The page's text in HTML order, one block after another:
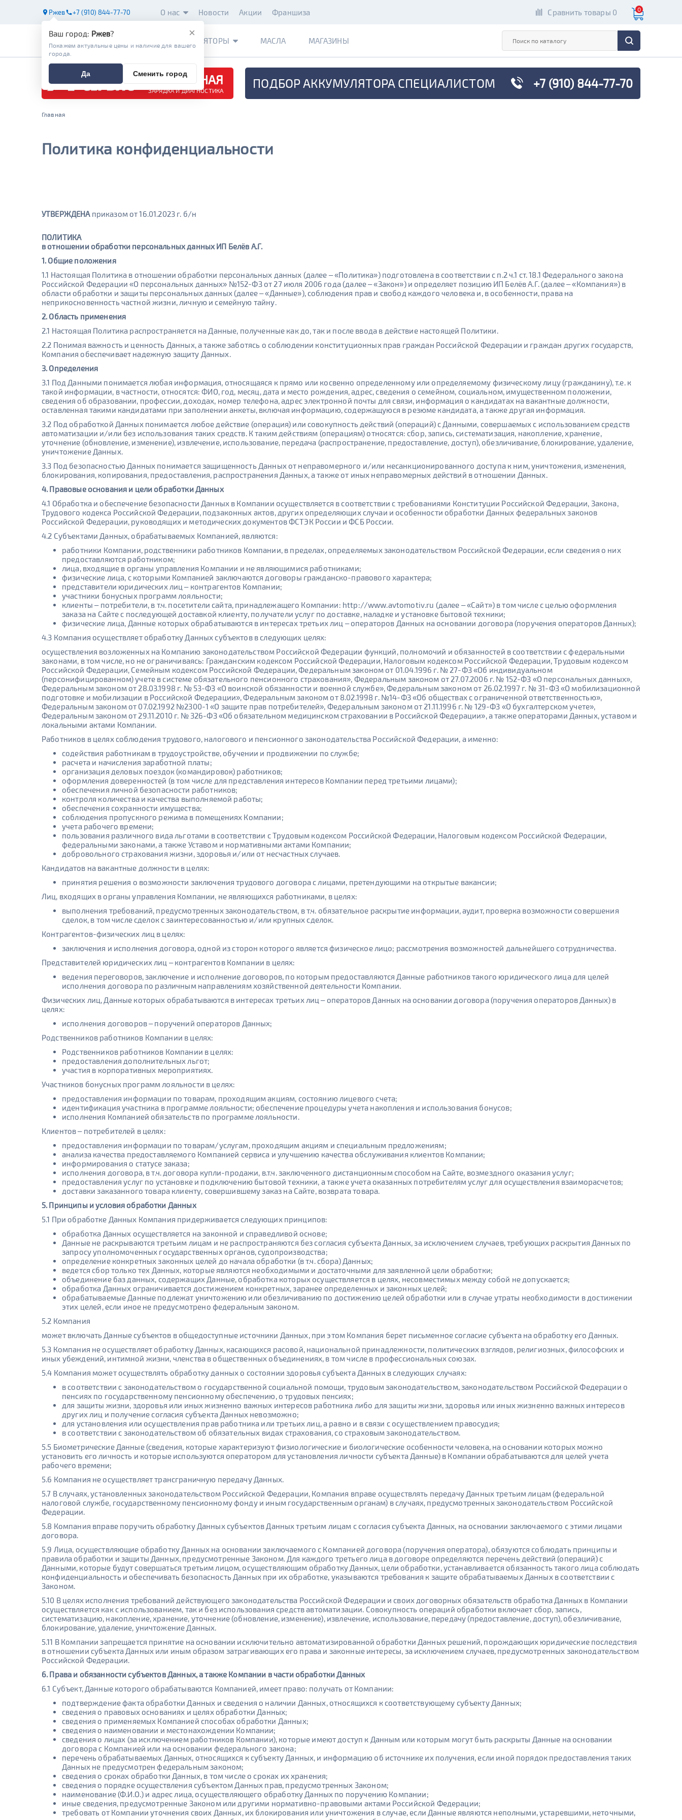
Ржев +7 (910) 844-77-70 О нас Новости Акции Франшиза Сравнить товары 0 0
АККУМУЛЯТОРЫ МАСЛА МАГАЗИНЫ
БЕСПЛАТНАЯ
ЗАРЯДКА И ДИАГНОСТИКА ПОДБОР АККУМУЛЯТОРА СПЕЦИАЛИСТОМ +7 (910) 844-77-70
Главная
Политика конфиденциальности
УТВЕРЖДЕНА приказом от 16.01.2023 г. б/н
ПОЛИТИКА
в отношении обработки персональных данных ИП Белёв А.Г.
1. Общие положения
1.1 Настоящая Политика в отношении обработки персональных данных (далее – «Политика») подготовлена в соответствии с п.2 ч.1 ст. 18.1 Федерального закона
Российской Федерации «О персональных данных» №152-ФЗ от 27 июля 2006 года (далее – «Закон») и определяет позицию ИП Белёв А.Г. (далее – «Компания») в
области обработки и защиты персональных данных (далее – «Данные»), соблюдения прав и свобод каждого человека и, в особенности, права на
неприкосновенность частной жизни, личную и семейную тайну.
2. Область применения
2.1 Настоящая Политика распространяется на Данные, полученные как до, так и после ввода в действие настоящей Политики.
2.2 Понимая важность и ценность Данных, а также заботясь о соблюдении конституционных прав граждан Российской Федерации и граждан других государств,
Компания обеспечивает надежную защиту Данных.
3. Определения
3.1 Под Данными понимается любая информация, относящаяся к прямо или косвенно определенному или определяемому физическому лицу (гражданину), т.е. к
такой информации, в частности, относятся: ФИО, год, месяц, дата и место рождения, адрес, сведения о семейном, социальном, имущественном положении,
сведения об образовании, профессии, доходах, номер телефона, адрес электронной почты для связи, информация о кандидатах на вакантные должности,
оставленная такими кандидатами при заполнении анкеты, включая информацию, содержащуюся в резюме кандидата, а также другая информация.
3.2 Под обработкой Данных понимается любое действие (операция) или совокупность действий (операций) с Данными, совершаемых с использованием средств
автоматизации и/или без использования таких средств. К таким действиям (операциям) относятся: сбор, запись, систематизация, накопление, хранение,
уточнение (обновление, изменение), извлечение, использование, передача (распространение, предоставление, доступ), обезличивание, блокирование, удаление,
уничтожение Данных.
3.3 Под безопасностью Данных понимается защищенность Данных от неправомерного и/или несанкционированного доступа к ним, уничтожения, изменения,
блокирования, копирования, предоставления, распространения Данных, а также от иных неправомерных действий в отношении Данных.
4. Правовые основания и цели обработки Данных
4.1 Обработка и обеспечение безопасности Данных в Компании осуществляется в соответствии с требованиями Конституции Российской Федерации, Закона,
Трудового кодекса Российской Федерации, подзаконных актов, других определяющих случаи и особенности обработки Данных федеральных законов
Российской Федерации, руководящих и методических документов ФСТЭК России и ФСБ России.
4.2 Субъектами Данных, обрабатываемых Компанией, являются:
работники Компании, родственники работников Компании, в пределах, определяемых законодательством Российской Федерации, если сведения о них
предоставляются работником;
лица, входящие в органы управления Компании и не являющимися работниками;
физические лица, с которыми Компанией заключаются договоры гражданско-правового характера;
представители юридических лиц – контрагентов Компании;
участники бонусных программ лояльности;
клиенты – потребители, в т.ч. посетители сайта, принадлежащего Компании: http://www.avtomotiv.ru (далее – «Сайт») в том числе с целью оформления
заказа на Сайте с последующей доставкой клиенту, получатели услуг по доставке, наладке и установке бытовой техники;
физические лица, Данные которых обрабатываются в интересах третьих лиц – операторов Данных на основании договора (поручения операторов Данных);
4.3 Компания осуществляет обработку Данных субъектов в следующих целях:
осуществления возложенных на Компанию законодательством Российской Федерации функций, полномочий и обязанностей в соответствии с федеральными
законами, в том числе, но не ограничиваясь: Гражданским кодексом Российской Федерации, Налоговым кодексом Российской Федерации, Трудовым кодексом
Российской Федерации, Семейным кодексом Российской Федерации, Федеральным законом от 01.04.1996 г. № 27-ФЗ «Об индивидуальном
(персонифицированном) учете в системе обязательного пенсионного страхования», Федеральным законом от 27.07.2006 г. № 152-ФЗ «О персональных данных»,
Федеральным законом от 28.03.1998 г. № 53-ФЗ «О воинской обязанности и военной службе», Федеральным законом от 26.02.1997 г. № 31-ФЗ «О мобилизационной
подготовке и мобилизации в Российской Федерации», Федеральным законом от 8.02.1998 г. №14-ФЗ «Об обществах с ограниченной ответственностью»,
Федеральным законом от 07.02.1992 №2300-1 «О защите прав потребителей», Федеральным законом от 21.11.1996 г. № 129-ФЗ «О бухгалтерском учете»,
Федеральным законом от 29.11.2010 г. № 326-ФЗ «Об обязательном медицинском страховании в Российской Федерации», а также операторами Данных, уставом и
локальными актами Компании.
Работников в целях соблюдения трудового, налогового и пенсионного законодательства Российской Федерации, а именно:
содействия работникам в трудоустройстве, обучении и продвижении по службе;
расчета и начисления заработной платы;
организация деловых поездок (командировок) работников;
оформления доверенностей (в том числе для представления интересов Компании перед третьими лицами);
обеспечения личной безопасности работников;
контроля количества и качества выполняемой работы;
обеспечения сохранности имущества;
соблюдения пропускного режима в помещениях Компании;
учета рабочего времени;
пользования различного вида льготами в соответствии с Трудовым кодексом Российской Федерации, Налоговым кодексом Российской Федерации,
федеральными законами, а также Уставом и нормативными актами Компании;
добровольного страхования жизни, здоровья и/или от несчастных случаев.
Кандидатов на вакантные должности в целях:
принятия решения о возможности заключения трудового договора с лицами, претендующими на открытые вакансии;
Лиц, входящих в органы управления Компании, не являющихся работниками, в целях:
выполнения требований, предусмотренных законодательством, в т.ч. обязательное раскрытие информации, аудит, проверка возможности совершения
сделок, в том числе сделок с заинтересованностью и/или крупных сделок.
Контрагентов-физических лиц в целях:
заключения и исполнения договора, одной из сторон которого является физическое лицо; рассмотрения возможностей дальнейшего сотрудничества.
Представителей юридических лиц – контрагентов Компании в целях:
ведения переговоров, заключение и исполнение договоров, по которым предоставляются Данные работников такого юридического лица для целей
исполнения договора по различным направлениям хозяйственной деятельности Компании.
Физических лиц, Данные которых обрабатываются в интересах третьих лиц – операторов Данных на основании договора (поручения операторов Данных) в
целях:
исполнения договоров – поручений операторов Данных;
Родственников работников Компании в целях:
Родственников работников Компании в целях:
предоставления дополнительных льгот;
участия в корпоративных мероприятиях.
Участников бонусных программ лояльности в целях:
предоставления информации по товарам, проходящим акциям, состоянию лицевого счета;
идентификация участника в программе лояльности; обеспечение процедуры учета накопления и использования бонусов;
исполнения Компанией обязательств по программе лояльности.
Клиентов – потребителей в целях:
предоставления информации по товарам/услугам, проходящим акциям и специальным предложениям;
анализа качества предоставляемого Компанией сервиса и улучшению качества обслуживания клиентов Компании;
информирования о статусе заказа;
исполнения договора, в т.ч. договора купли-продажи, в.т.ч. заключенного дистанционным способом на Сайте, возмездного оказания услуг;
предоставления услуг по установке и подключению бытовой техники, а также учета оказанных потребителям услуг для осуществления взаиморасчетов;
доставки заказанного товара клиенту, совершившему заказ на Сайте, возврата товара.
5. Принципы и условия обработки Данных
5.1 При обработке Данных Компания придерживается следующих принципов:
обработка Данных осуществляется на законной и справедливой основе;
Данные не раскрываются третьим лицам и не распространяются без согласия субъекта Данных, за исключением случаев, требующих раскрытия Данных по
запросу уполномоченных государственных органов, судопроизводства;
определение конкретных законных целей до начала обработки (в т.ч. сбора) Данных;
ведется сбор только тех Данных, которые являются необходимыми и достаточными для заявленной цели обработки;
объединение баз данных, содержащих Данные, обработка которых осуществляется в целях, несовместимых между собой не допускается;
обработка Данных ограничивается достижением конкретных, заранее определенных и законных целей;
обрабатываемые Данные подлежат уничтожению или обезличиванию по достижению целей обработки или в случае утраты необходимости в достижении
этих целей, если иное не предусмотрено федеральным законом.
5.2 Компания
может включать Данные субъектов в общедоступные источники Данных, при этом Компания берет письменное согласие субъекта на обработку его Данных.
5.3 Компания не осуществляет обработку Данных, касающихся расовой, национальной принадлежности, политических взглядов, религиозных, философских и
иных убеждений, интимной жизни, членства в общественных объединениях, в том числе в профессиональных союзах.
5.4 Компания может осуществлять обработку данных о состоянии здоровья субъекта Данных в следующих случаях:
в соответствии с законодательством о государственной социальной помощи, трудовым законодательством, законодательством Российской Федерации о
пенсиях по государственному пенсионному обеспечению, о трудовых пенсиях;
для защиты жизни, здоровья или иных жизненно важных интересов работника либо для защиты жизни, здоровья или иных жизненно важных интересов
других лиц и получение согласия субъекта Данных невозможно;
для установления или осуществления прав работника или третьих лиц, а равно и в связи с осуществлением правосудия;
в соответствии с законодательством об обязательных видах страхования, со страховым законодательством.
5.5 Биометрические Данные (сведения, которые характеризуют физиологические и биологические особенности человека, на основании которых можно
установить его личность и которые используются оператором для установления личности субъекта Данные) в Компании обрабатываются для целей учета
рабочего времени;
5.6 Компания не осуществляет трансграничную передачу Данных.
5.7 В случаях, установленных законодательством Российской Федерации, Компания вправе осуществлять передачу Данных третьим лицам (федеральной
налоговой службе, государственному пенсионному фонду и иным государственным органам) в случаях, предусмотренных законодательством Российской
Федерации.
5.8 Компания вправе поручить обработку Данных субъектов Данных третьим лицам с согласия субъекта Данных, на основании заключаемого с этими лицами
договора.
5.9 Лица, осуществляющие обработку Данных на основании заключаемого с Компанией договора (поручения оператора), обязуются соблюдать принципы и
правила обработки и защиты Данных, предусмотренные Законом. Для каждого третьего лица в договоре определяются перечень действий (операций) с
Данными, которые будут совершаться третьим лицом, осуществляющим обработку Данных, цели обработки, устанавливается обязанность такого лица соблюдать
конфиденциальность и обеспечивать безопасность Данных при их обработке, указываются требования к защите обрабатываемых Данных в соответствии с
Законом.
5.10 В целях исполнения требований действующего законодательства Российской Федерации и своих договорных обязательств обработка Данных в Компании
осуществляется как с использованием, так и без использования средств автоматизации. Совокупность операций обработки включает сбор, запись,
систематизацию, накопление, хранение, уточнение (обновление, изменение), извлечение, использование, передачу (предоставление, доступ), обезличивание,
блокирование, удаление, уничтожение Данных.
5.11 В Компании запрещается принятие на основании исключительно автоматизированной обработки Данных решений, порождающих юридические последствия
в отношении субъекта Данных или иным образом затрагивающих его права и законные интересы, за исключением случаев, предусмотренных законодательством
Российской Федерации.
6. Права и обязанности субъектов Данных, а также Компании в части обработки Данных
6.1 Субъект, Данные которого обрабатываются Компанией, имеет право: получать от Компании:
подтверждение факта обработки Данных и сведения о наличии Данных, относящихся к соответствующему субъекту Данных;
сведения о правовых основаниях и целях обработки Данных;
сведения о применяемых Компанией способах обработки Данных;
сведения о наименовании и местонахождении Компании;
сведения о лицах (за исключением работников Компании), которые имеют доступ к Данным или которым могут быть раскрыты Данные на основании
договора с Компанией или на основании федерального закона;
перечень обрабатываемых Данных, относящихся к субъекту Данных, и информацию об источнике их получения, если иной порядок предоставления таких
Данных не предусмотрен федеральным законом;
сведения о сроках обработки Данных, в том числе о сроках их хранения;
сведения о порядке осуществления субъектом Данных прав, предусмотренных Законом;
наименование (Ф.И.О.) и адрес лица, осуществляющего обработку Данных по поручению Компании;
иные сведения, предусмотренные Законом или другими нормативно-правовыми актами Российской Федерации;
требовать от Компании уточнения своих Данных, их блокирования или уничтожения в случае, если Данные являются неполными, устаревшими, неточными,
×
Ваш город: Ржев?
Покажем актуальные цены и наличие для вашего
города.
Да Сменить город